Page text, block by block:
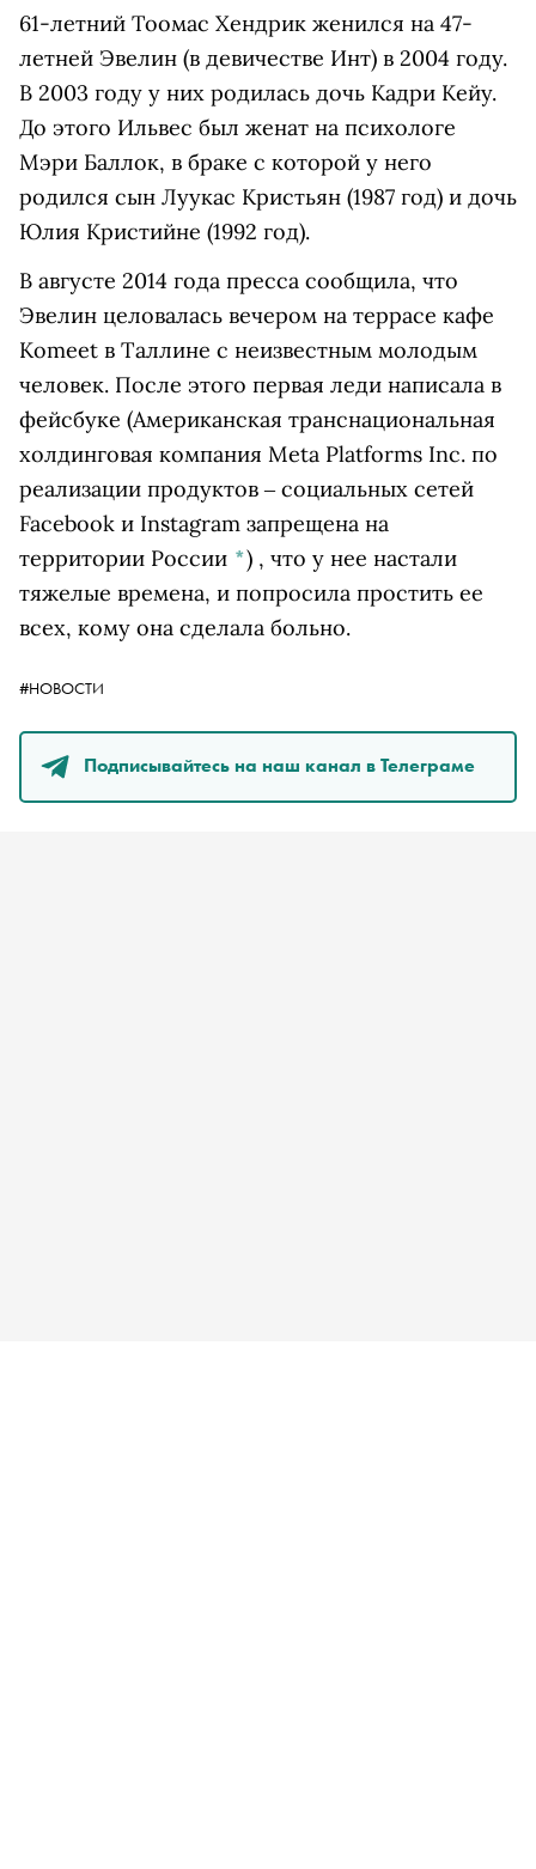
61-летний Тоомас Хендрик женился на 47-
летней Эвелин (в девичестве Инт) в 2004 году.
В 2003 году у них родилась дочь Кадри Кейу.
До этого Ильвес был женат на психологе
Мэри Баллок, в браке с которой у него
родился сын Луукас Кристьян (1987 год) и дочь
Юлия Кристийне (1992 год).
В августе 2014 года пресса сообщила, что
Эвелин целовалась вечером на террасе кафе
Komeet в Таллине с неизвестным молодым
человек. После этого первая леди написала в
фейсбуке (Американская транснациональная
холдинговая компания Meta Platforms Inc. по
реализации продуктов ‒ социальных сетей
Facebook и Instagram запрещена на
территории России *) , что у нее настали
тяжелые времена, и попросила простить ее
всех, кому она сделала больно.
#НОВОСТИ
Подписывайтесь на наш канал в Телеграме